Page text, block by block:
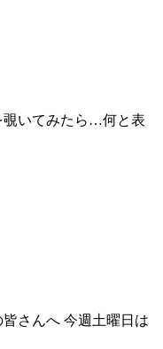
覗いてみたら…何と表
さんへ 今週土曜日は